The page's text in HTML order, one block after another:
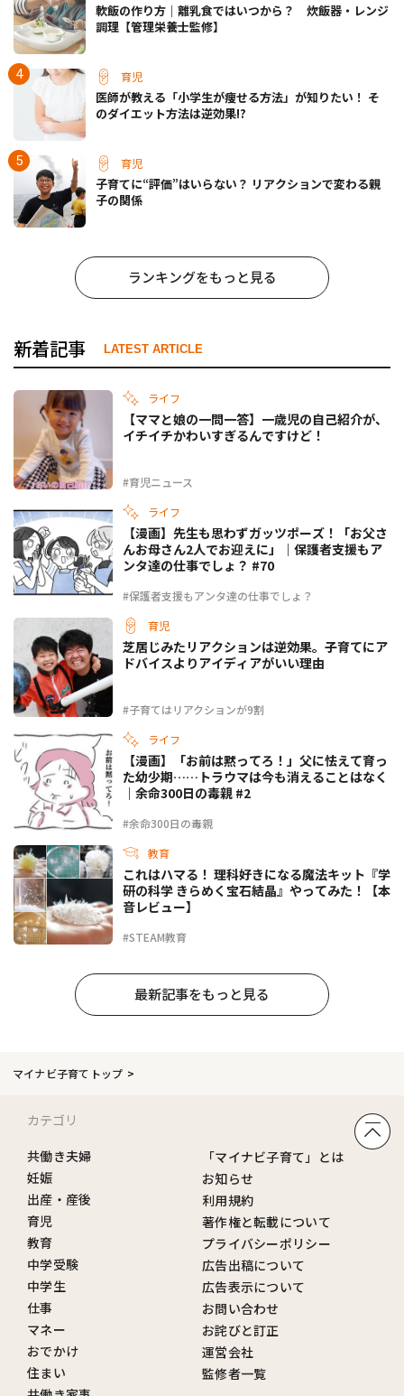
軟飯の作り方｜離乳食ではいつから？ 炊飯器・レンジ
調理【管理栄養士監修】
育児
医師が教える「小学生が痩せる方法」が知りたい！ そ
のダイエット方法は逆効果!?
育児
子育てに“評価”はいらない？ リアクションで変わる親
子の関係
ランキングをもっと見る
新着記事 LATEST ARTICLE
ライフ
#育児ニュース
【ママと娘の一問一答】一歳児の自己紹介が、
イチイチかわいすぎるんですけど！
ライフ
#保護者支援もアンタ達の仕事でしょ？
【漫画】先生も思わずガッツポーズ！「お父さ
んお母さん2人でお迎えに」｜保護者支援もア
ンタ達の仕事でしょ？ #70
育児
#子育てはリアクションが9割
芝居じみたリアクションは逆効果。子育てにア
ドバイスよりアイディアがいい理由
ライフ
#余命300日の毒親
【漫画】「お前は黙ってろ！」父に怯えて育っ
た幼少期……トラウマは今も消えることはなく
｜余命300日の毒親 #2
教育
#STEAM教育
これはハマる！ 理科好きになる魔法キット『学
研の科学 きらめく宝石結晶』やってみた！【本
音レビュー】
最新記事をもっと見る
マイナビ子育てトップ
カテゴリ
共働き夫婦
妊娠
出産・産後
育児
教育
中学受験
中学生
仕事
マネー
おでかけ
住まい
「マイナビ子育て」とは
お知らせ
利用規約
著作権と転載について
プライバシーポリシー
広告出稿について
広告表示について
お問い合わせ
お詫びと訂正
運営会社
監修者一覧